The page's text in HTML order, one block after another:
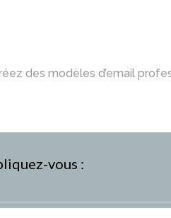
des modèles d’email
vous :